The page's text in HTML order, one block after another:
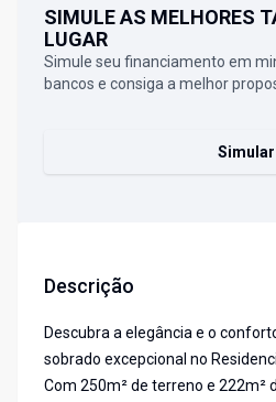
SIMULE AS MELHORES
LUGAR
Simule seu financiamento em
bancos e consiga a melhor
Simular
Descrição
Descubra a elegância e o
sobrado excepcional no
Com 250m² de terreno e 222m²